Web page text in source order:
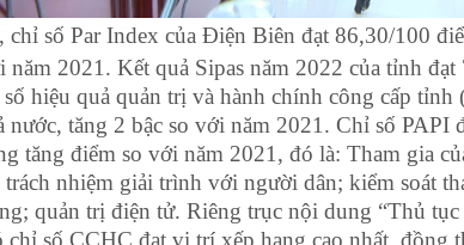
chỉ số Par Index của Điện Biên đạt 86,30/100
năm 2021. Kết quả Sipas năm 2022 của tỉnh
hiệu quả quản trị và hành chính công cấp
nước, tăng 2 bậc so với năm 2021. Chỉ số
tăng điểm so với năm 2021, đó là: Tham gia
nhiệm giải trình với người dân; kiểm soát
quản trị điện tử. Riêng trục nội dung “Thủ